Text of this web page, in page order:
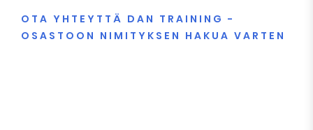
OTA YHTEYTTÄ DAN TRAINING -
OSASTOON NIMITYKSEN HAKUA VARTEN